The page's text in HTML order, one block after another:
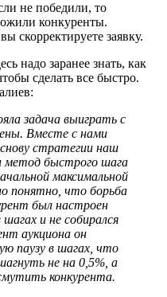
не победили, то
конкуренты.
скорректируете заявку.
надо заранее знать, как
сделать все быстро.
задача выиграть с
Вместе с нами
стратегии наш
метод быстрого шага
максимальной
понятно, что борьба
был настроен
и не собирался
аукциона он
паузу в шагах, что
не на 0,5%, а
конкурента.